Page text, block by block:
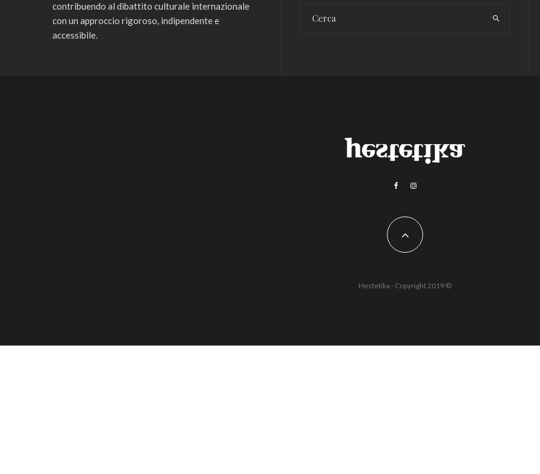
contribuendo al dibattito culturale internazionale
con un approccio rigoroso, indipendente e
accessibile.
Hestetika - Copyright 2019 ©